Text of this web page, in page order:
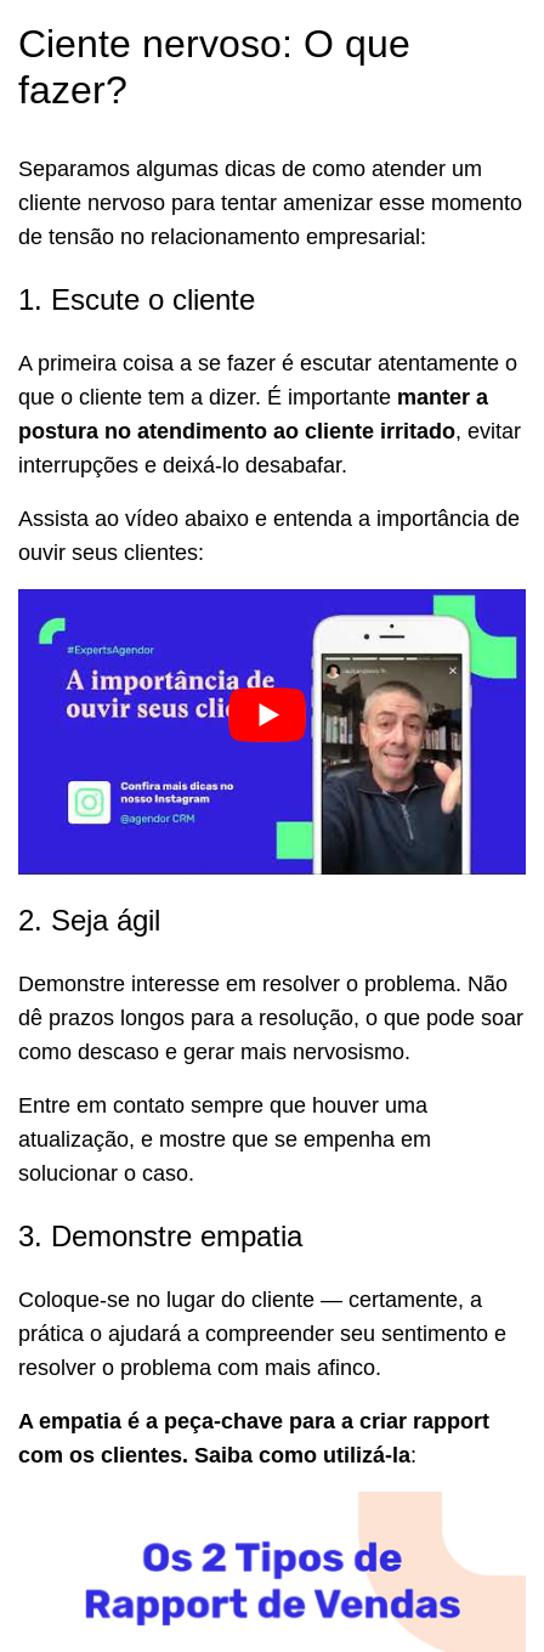
Ciente nervoso: O que
fazer?
Separamos algumas dicas de como atender um
cliente nervoso para tentar amenizar esse momento
de tensão no relacionamento empresarial:
1. Escute o cliente
A primeira coisa a se fazer é escutar atentamente o
que o cliente tem a dizer. É importante manter a
postura no atendimento ao cliente irritado, evitar
interrupções e deixá-lo desabafar.
Assista ao vídeo abaixo e entenda a importância de
ouvir seus clientes:
2. Seja ágil
Demonstre interesse em resolver o problema. Não
dê prazos longos para a resolução, o que pode soar
como descaso e gerar mais nervosismo.
Entre em contato sempre que houver uma
atualização, e mostre que se empenha em
solucionar o caso.
3. Demonstre empatia
Coloque-se no lugar do cliente — certamente, a
prática o ajudará a compreender seu sentimento e
resolver o problema com mais afinco.
A empatia é a peça-chave para a criar rapport
com os clientes. Saiba como utilizá-la: